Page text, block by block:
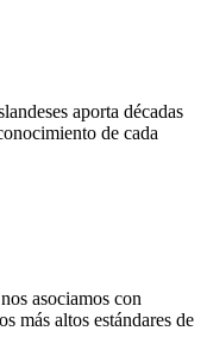
aporta décadas
de cada
asociamos con
más altos estándares de